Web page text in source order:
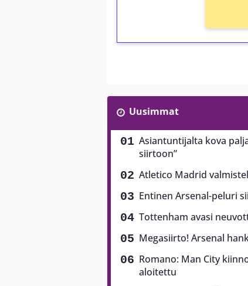
Uusimmat
Asiantuntijalta kova
siirtoon”
Atletico Madrid
Entinen Arsenal-peluri
Tottenham avasi
Megasiirto! Arsenal
Romano: Man City
aloitettu